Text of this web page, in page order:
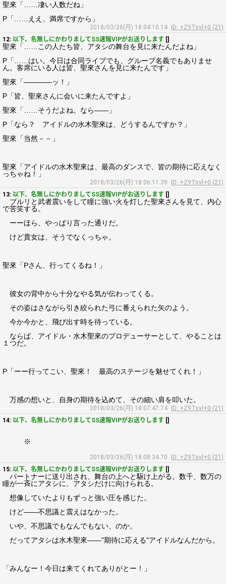
聖來「……凄い人数だね」
P「……ええ、満席ですから」
2018/03/26(月) 18:04:10.14
ID: +Z9Tsvl+0 (21)
12: 以下、名無しにかわりましてSS速報VIPがお送りします []
聖來「……この人たち皆、アタシの舞台を見に来たんだよね」
P「……はい。今日は合同ライブでも、グループ名義でもありませ
ん。客席にいる人は皆、聖來さんを見に来たんです」
聖來「――――ッ！」
P「皆、聖來さんに会いに来たんですよ」
聖來「……そうだよね。なら――」
P「なら？ アイドルの水木聖來は、どうするんですか？」
聖來「当然－－」
聖來「アイドルの水木聖來は、最高のダンスで、皆の期待に応えなく
っちゃね！」
2018/03/26(月) 18:06:11.39
ID: +Z9Tsvl+0 (21)
13: 以下、名無しにかわりましてSS速報VIPがお送りします []
ブルリと武者震いをして瞳に強い火を灯した聖來さんを見て、内心
で苦笑する。
ーーほら、やっぱり言った通りだ。
けど貴女は、そうでなくっちゃ。
聖來「Pさん、行ってくるね！」
彼女の背中から十分なやる気が伝わってくる。
その姿はさながら引き絞られた弓に番えられた矢のよう。
今か今かと、飛び出す時を待っている。
ならば、アイドル・水木聖來のプロデューサーとして、やることは
１つだ。
P「ーー行ってこい、聖來！ 最高のステージを魅せてくれ！」
万感の想いと、自身の期待を込めて、その細い肩を叩いた。
2018/03/26(月) 18:07:47.74
ID: +Z9Tsvl+0 (21)
14: 以下、名無しにかわりましてSS速報VIPがお送りします []
※
2018/03/26(月) 18:08:34.70
ID: +Z9Tsvl+0 (21)
15: 以下、名無しにかわりましてSS速報VIPがお送りします []
パートナーに送り出され、舞台の上へと駆け上がる。数千、数万の
瞳が一斉にアタシに、アタシだけに向けられる。
想像していたよりもずっと強い圧を感じた。
けど――不思議と震えはなかった。
いや、不思議でもなんでもない、のか。
だってアタシは水木聖來――"期待に応える"アイドルなんだから。
「みんなー！今日は来てくれてありがとー！」